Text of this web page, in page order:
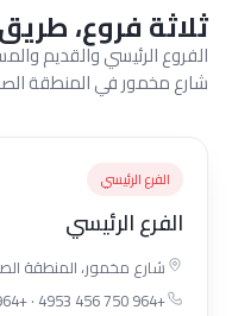
ثلاثة فروع،
الفروع الرئيسي والقديم
شارع مخمور في المنطقة
الفرع الرئيسي
الفرع الرئيسي
شارع مخمور، المنطقة
+964 750 456 4953 · +964 750 456 4954